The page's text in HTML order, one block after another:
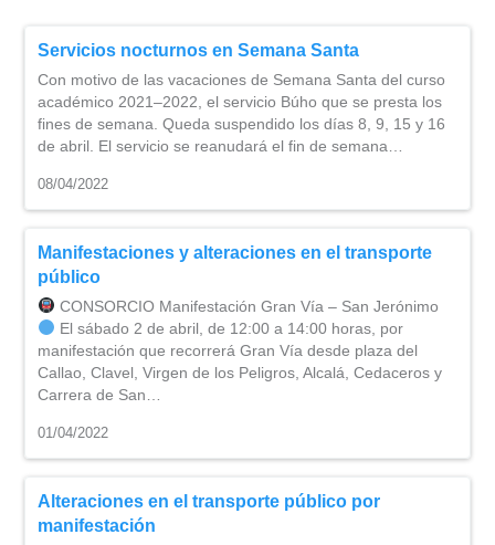
Servicios nocturnos en Semana Santa
Con motivo de las vacaciones de Semana Santa del curso
académico 2021–2022, el servicio Búho que se presta los
fines de semana. Queda suspendido los días 8, 9, 15 y 16
de abril. El servicio se reanudará el fin de semana…
08/04/2022
Manifestaciones y alteraciones en el transporte
público
CONSORCIO Manifestación Gran Vía – San Jerónimo
El sábado 2 de abril, de 12:00 a 14:00 horas, por
manifestación que recorrerá Gran Vía desde plaza del
Callao, Clavel, Virgen de los Peligros, Alcalá, Cedaceros y
Carrera de San…
01/04/2022
Alteraciones en el transporte público por
manifestación